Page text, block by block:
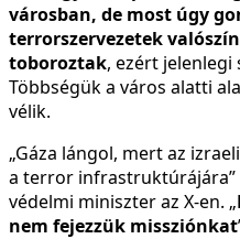
városban, de most úgy
terrorszervezetek
toboroztak, ezért jelenlegi
Többségük a város alatti
vélik.
„Gáza lángol, mert az
a terror infrastruktúrájára”
védelmi miniszter az X-en. „
nem fejezzük missziónkat